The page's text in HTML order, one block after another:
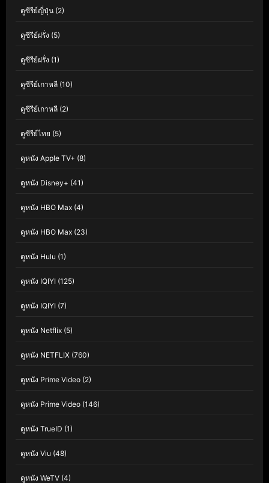
ดูซีรีย์ญี่ปุ่น (2)
ดูซีรีย์ฝรั่ง (5)
ดูซีรีย์ฝรั่ง (1)
ดูซีรีย์เกาหลี (10)
ดูซีรีย์เกาหลี (2)
ดูซีรีย์ไทย (5)
ดูหนัง Apple TV+ (8)
ดูหนัง Disney+ (41)
ดูหนัง HBO Max (4)
ดูหนัง HBO Max (23)
ดูหนัง Hulu (1)
ดูหนัง IQIYI (125)
ดูหนัง IQIYI (7)
ดูหนัง Netflix (5)
ดูหนัง NETFLIX (760)
ดูหนัง Prime Video (2)
ดูหนัง Prime Video (146)
ดูหนัง TrueID (1)
ดูหนัง Viu (48)
ดูหนัง WeTV (4)